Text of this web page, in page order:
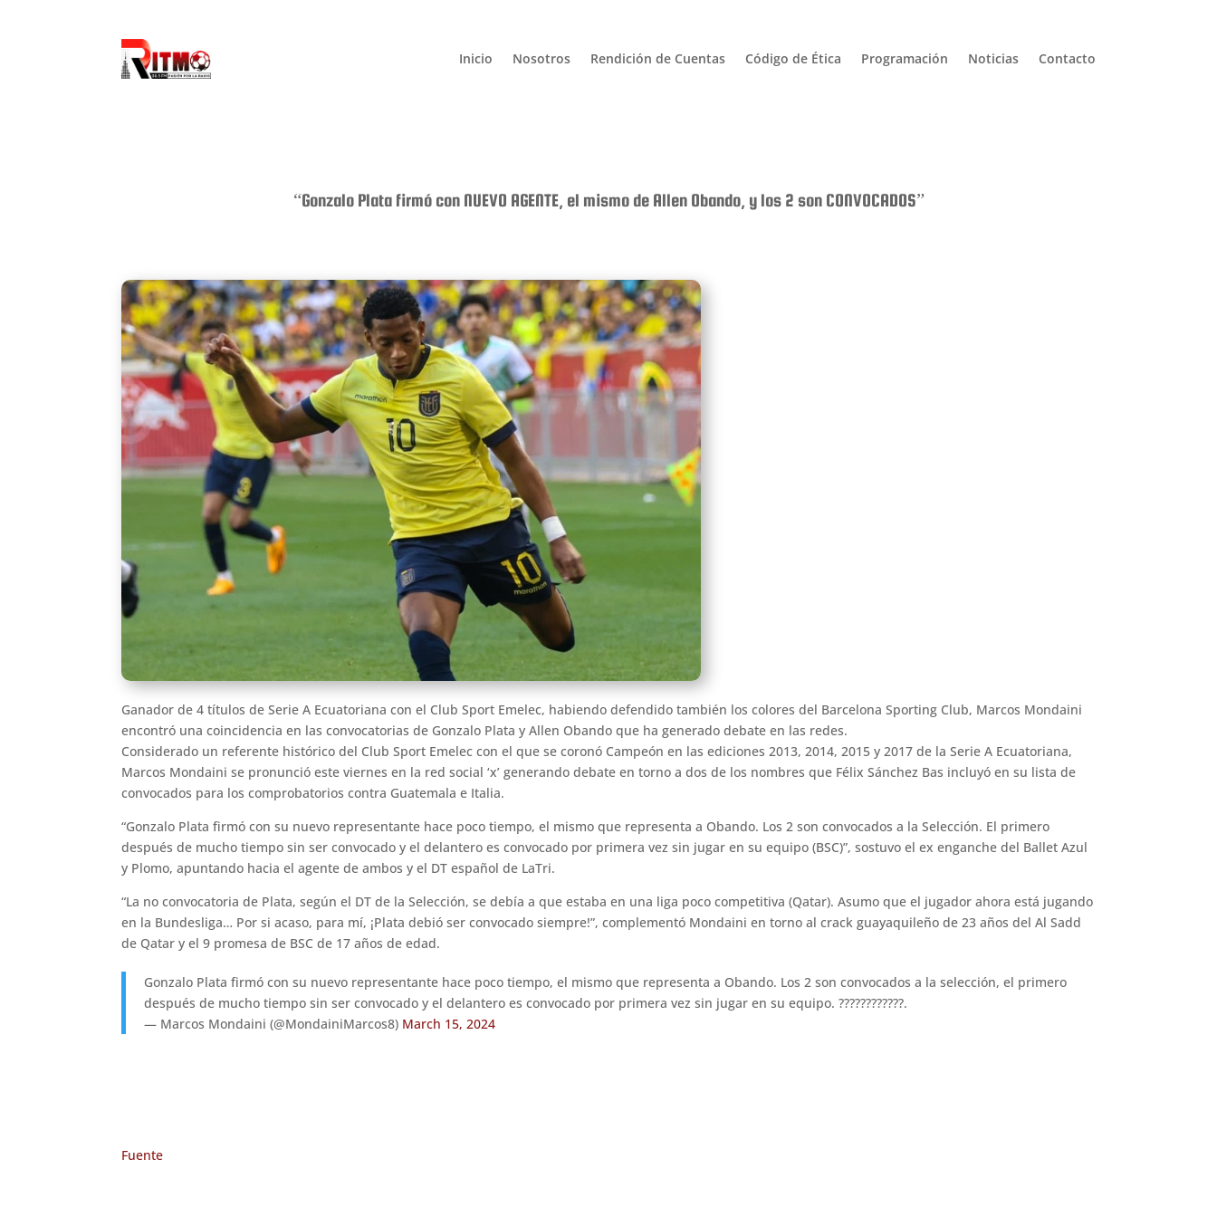
Inicio Nosotros Rendición de Cuentas Código de Ética Programación Noticias Contacto
“Gonzalo Plata firmó con NUEVO AGENTE, el mismo de Allen Obando, y los 2 son CONVOCADOS”
Ganador de 4 títulos de Serie A Ecuatoriana con el Club Sport Emelec, habiendo defendido también los colores del Barcelona Sporting Club, Marcos Mondaini
encontró una coincidencia en las convocatorias de Gonzalo Plata y Allen Obando que ha generado debate en las redes.
Considerado un referente histórico del Club Sport Emelec con el que se coronó Campeón en las ediciones 2013, 2014, 2015 y 2017 de la Serie A Ecuatoriana,
Marcos Mondaini se pronunció este viernes en la red social ‘x’ generando debate en torno a dos de los nombres que Félix Sánchez Bas incluyó en su lista de
convocados para los comprobatorios contra Guatemala e Italia.
“Gonzalo Plata firmó con su nuevo representante hace poco tiempo, el mismo que representa a Obando. Los 2 son convocados a la Selección. El primero
después de mucho tiempo sin ser convocado y el delantero es convocado por primera vez sin jugar en su equipo (BSC)”, sostuvo el ex enganche del Ballet Azul
y Plomo, apuntando hacia el agente de ambos y el DT español de LaTri.
“La no convocatoria de Plata, según el DT de la Selección, se debía a que estaba en una liga poco competitiva (Qatar). Asumo que el jugador ahora está jugando
en la Bundesliga… Por si acaso, para mí, ¡Plata debió ser convocado siempre!”, complementó Mondaini en torno al crack guayaquileño de 23 años del Al Sadd
de Qatar y el 9 promesa de BSC de 17 años de edad.
Gonzalo Plata firmó con su nuevo representante hace poco tiempo, el mismo que representa a Obando. Los 2 son convocados a la selección, el primero
después de mucho tiempo sin ser convocado y el delantero es convocado por primera vez sin jugar en su equipo. ????????????.
— Marcos Mondaini (@MondainiMarcos8) March 15, 2024
Fuente